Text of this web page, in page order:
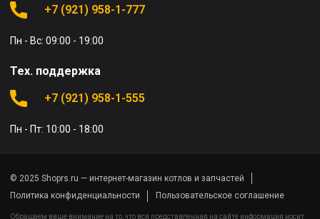
+7 (921) 958-1-777
Пн - Вс: 09:00 - 19:00
Тех. поддержка
+7 (921) 958-1-555
Пн - Пт: 10:00 - 18:00
© 2025 Shoprs.ru — интернет-магазин котлов и запчастей
Политика конфиденциальности
Пользовательское соглашение
Обращаем ваше внимание на то, что вся представленная на сайте информация носит